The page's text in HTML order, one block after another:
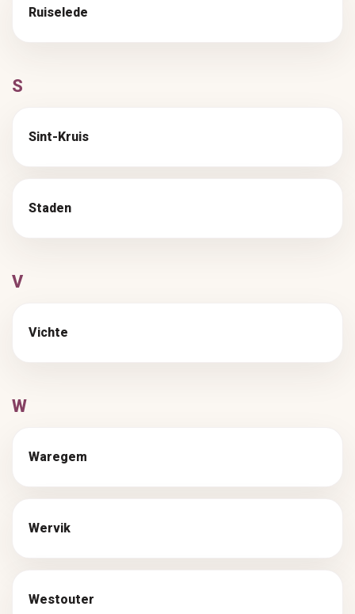
Ruiselede
S
Sint-Kruis
Staden
V
Vichte
W
Waregem
Wervik
Westouter